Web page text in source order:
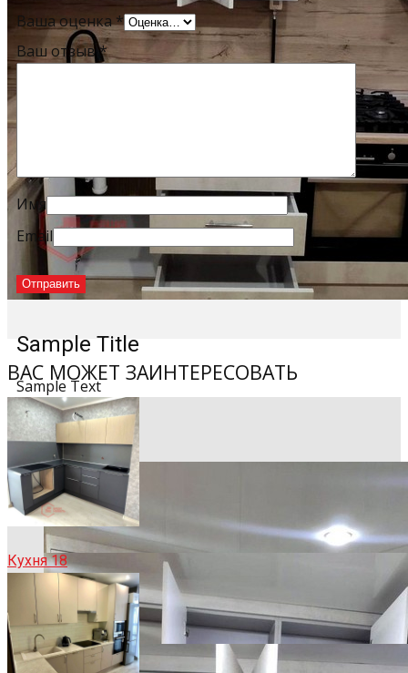
Sample Title
Sample Text
Ваша оценка*
Ваш отзыв*
Имя
Email
ВАС МОЖЕТ ЗАИНТЕРЕСОВАТЬ
Кухня 18